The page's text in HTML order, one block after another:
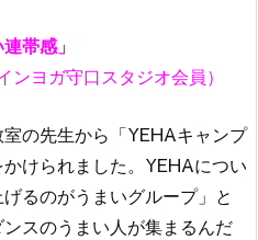
帯感」
ンヨガ守口スタジオ会員）
の先生から「YEHAキャンプ
けられました。YEHAについ
るのがうまいグループ」と
スのうまい人が集まるんだ